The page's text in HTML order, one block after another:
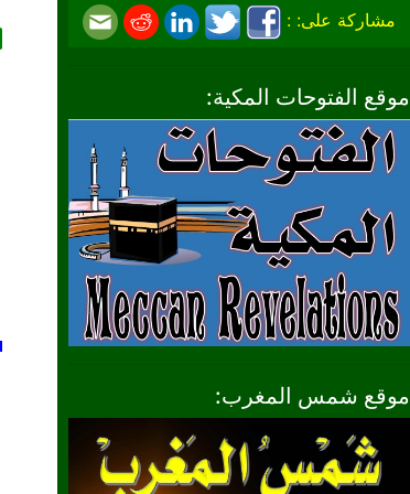
مشاركة على: :
موقع الفتوحات المكية:
موقع شمس المغرب: